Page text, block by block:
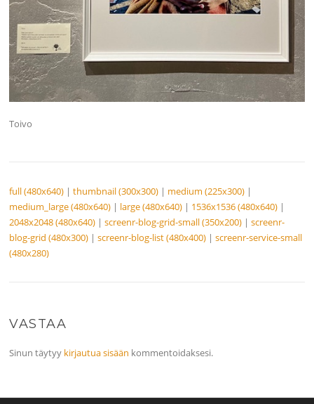
Toivo
full (480x640) |thumbnail (300x300) | medium (225x300) |
medium_large (480x640) | large (480x640) | 1536x1536 (480x640) |
2048x2048 (480x640) |screenr-blog-grid-small (350x200) |screenr-
blog-grid (480x300) |screenr-blog-list (480x400) |screenr-service-small
(480x280)
VASTAA
Sinun täytyy kirjautua sisään kommentoidaksesi.